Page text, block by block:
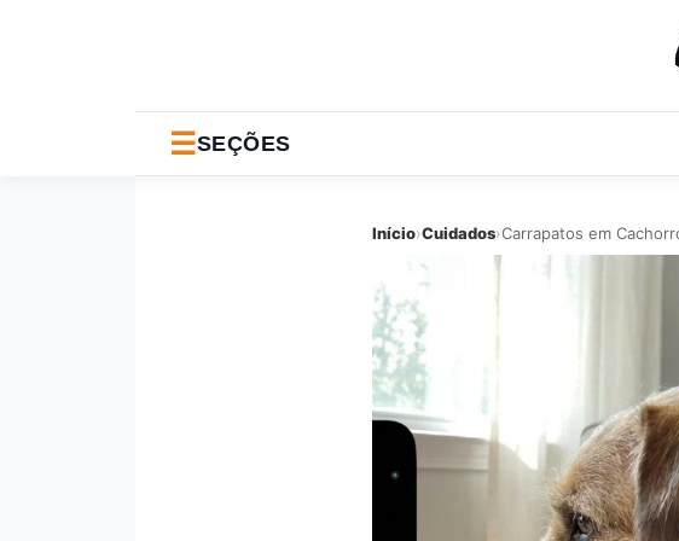
☰SEÇÕES
Início›Cuidados›Carrapatos em